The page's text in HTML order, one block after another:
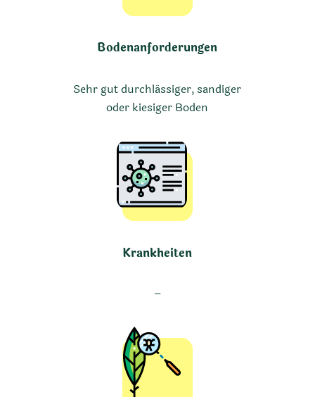
Bodenanforderungen
Sehr gut durchlässiger, sandiger
oder kiesiger Boden
Krankheiten
–